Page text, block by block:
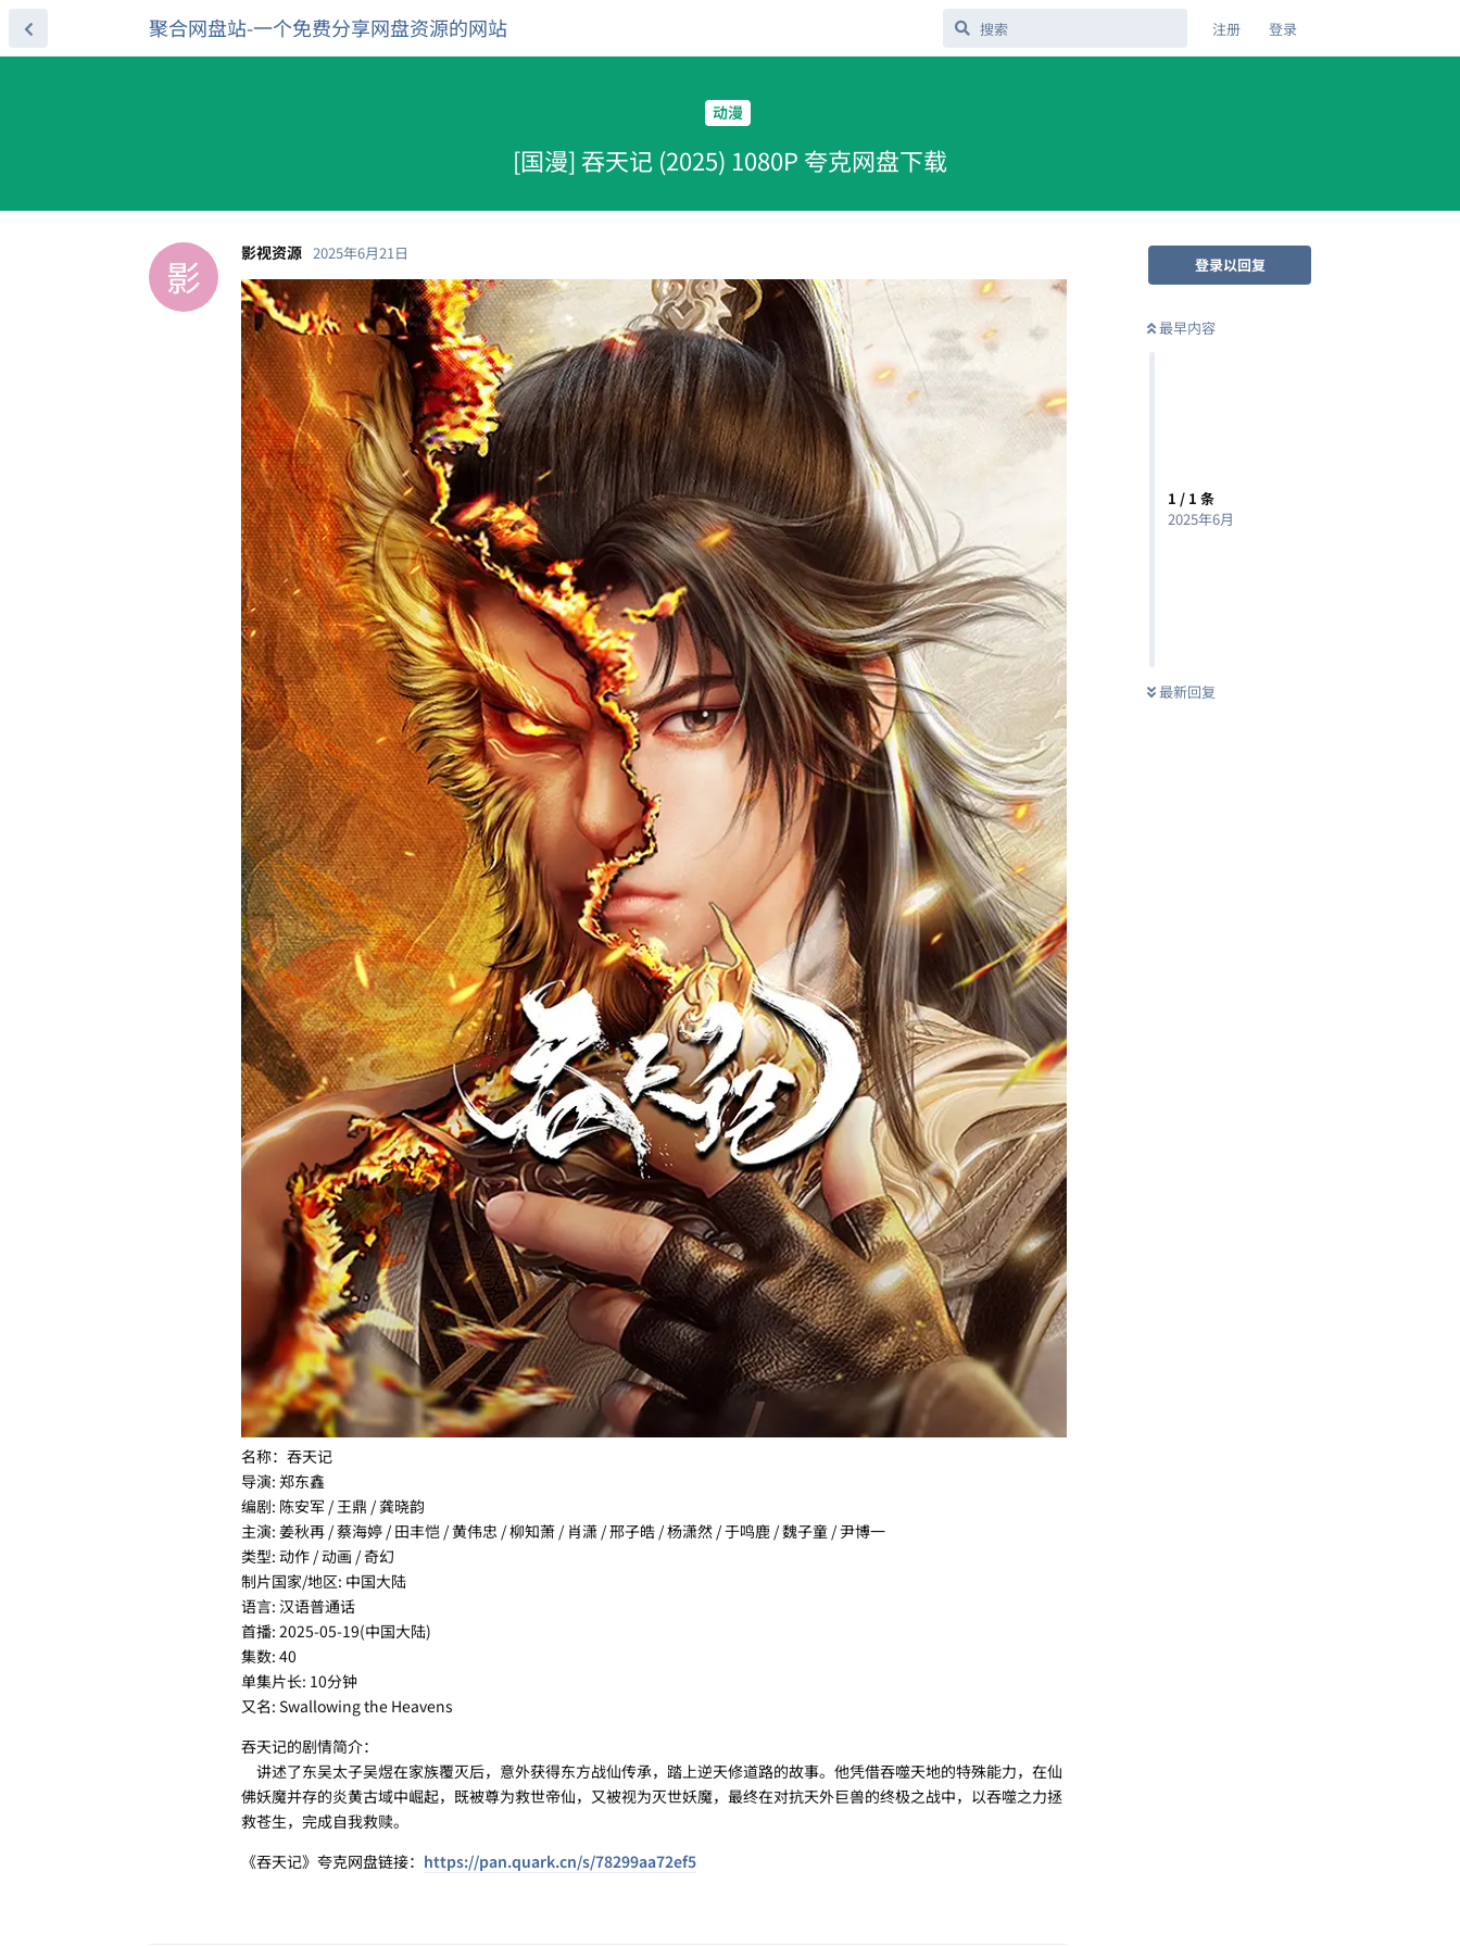
聚合网盘站-一个免费分享网盘资源的网站 注册 登录
动漫
[国漫] 吞天记 (2025) 1080P 夸克网盘下载
登录以回复
最早内容
1 / 1 条
2025年6月
最新回复
影 影视资源 2025年6月21日
名称：吞天记
导演: 郑东鑫
编剧: 陈安军 / 王鼎 / 龚晓韵
主演: 姜秋再 / 蔡海婷 / 田丰恺 / 黄伟忠 / 柳知萧 / 肖潇 / 邢子皓 / 杨潇然 / 于鸣鹿 / 魏子童 / 尹博一
类型: 动作 / 动画 / 奇幻
制片国家/地区: 中国大陆
语言: 汉语普通话
首播: 2025-05-19(中国大陆)
集数: 40
单集片长: 10分钟
又名: Swallowing the Heavens
吞天记的剧情简介：
讲述了东吴太子吴煜在家族覆灭后，意外获得东方战仙传承，踏上逆天修道路的故事。他凭借吞噬天地的特殊能力，在仙
佛妖魔并存的炎黄古域中崛起，既被尊为救世帝仙，又被视为灭世妖魔，最终在对抗天外巨兽的终极之战中，以吞噬之力拯
救苍生，完成自我救赎。
《吞天记》夸克网盘链接： https://pan.quark.cn/s/78299aa72ef5